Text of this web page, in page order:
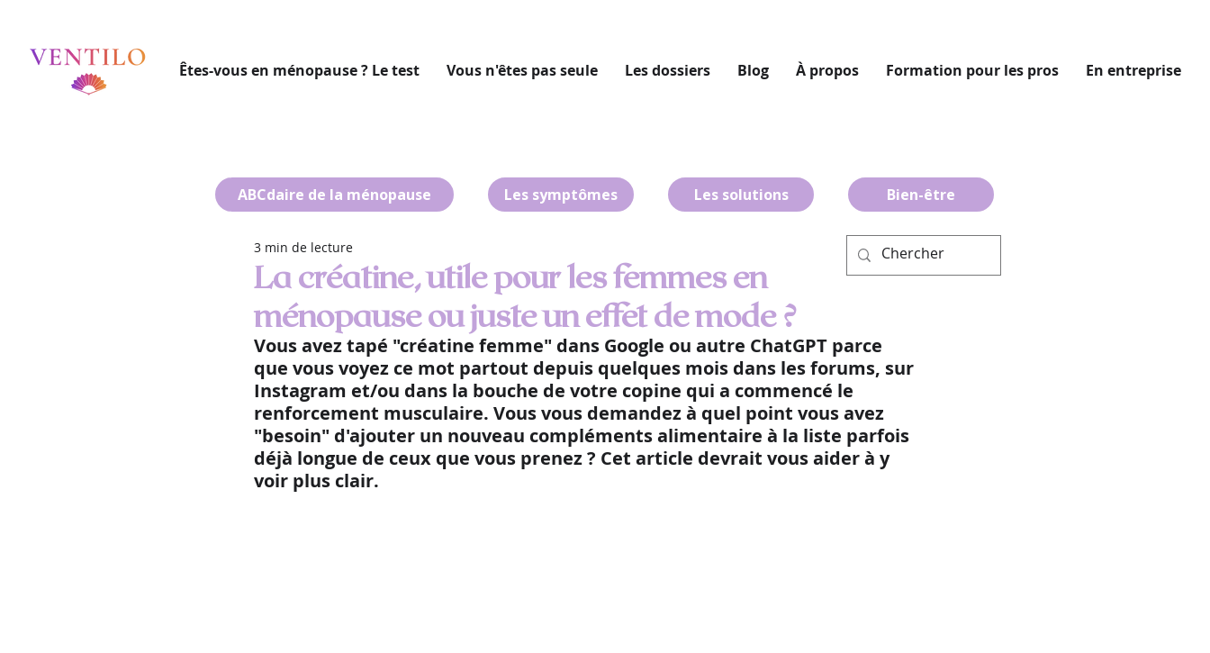
Êtes-vous en ménopause ? Le test Vous n'êtes pas seule Les dossiers Blog À propos Formation pour les pros En entreprise
ABCdaire de la ménopause Les symptômes Les solutions Bien-être
La créatine, utile pour les femmes en
ménopause ou juste un effet de mode ?
3 min de lecture
Vous avez tapé "créatine femme" dans Google ou autre ChatGPT parce
que vous voyez ce mot partout depuis quelques mois dans les forums, sur
Instagram et/ou dans la bouche de votre copine qui a commencé le
renforcement musculaire. Vous vous demandez à quel point vous avez
"besoin" d'ajouter un nouveau compléments alimentaire à la liste parfois
déjà longue de ceux que vous prenez ? Cet article devrait vous aider à y
voir plus clair.